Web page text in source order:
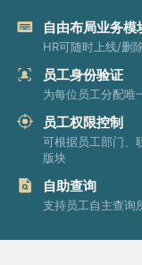
自由布局业务模
HR可随时上线/删
员工身份验证
为每位员工分配唯
员工权限控制
可根据员工部门、
版块
自助查询
支持员工自主查询